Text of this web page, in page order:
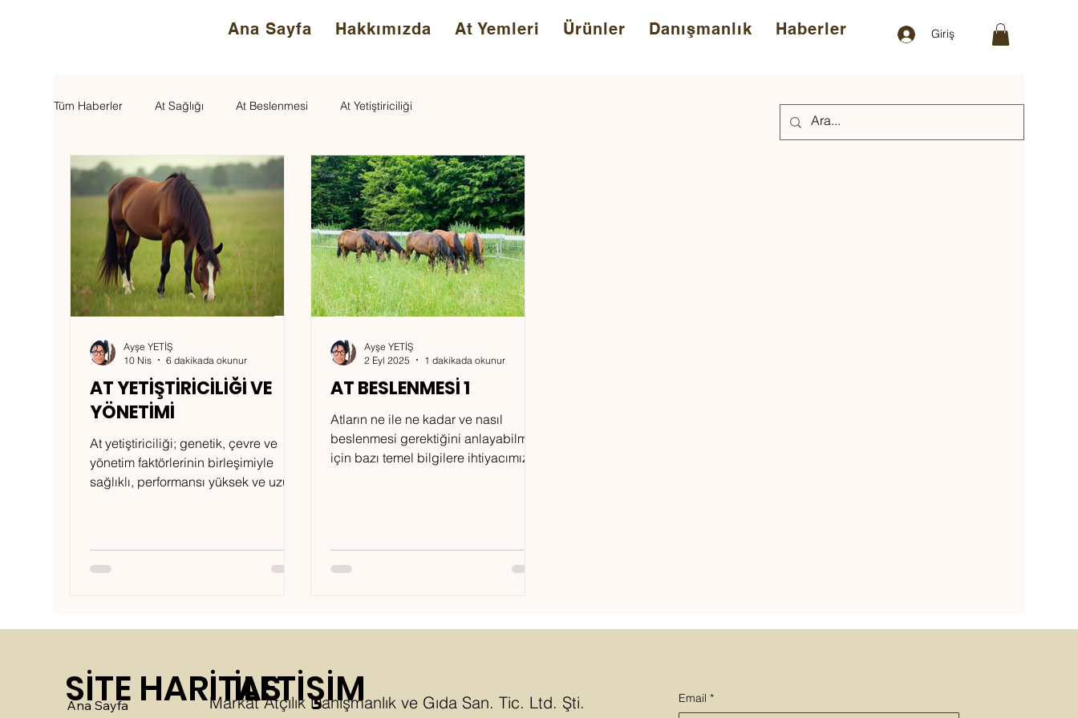
Ana Sayfa Hakkımızda At Yemleri Ürünler Danışmanlık Haberler Giriş
Tüm Haberler At Sağlığı At Beslenmesi At Yetiştiriciliği
AT YETİŞTİRİCİLİĞİ VE
YÖNETİMİ
At yetiştiriciliği; genetik, çevre ve
yönetim faktörlerinin birleşimiyle
sağlıklı, performansı yüksek ve uzun
Ayşe YETİŞ
10 Nis
6 dakikada okunur
AT BESLENMESİ 1
Atların ne ile ne kadar ve nasıl
beslenmesi gerektiğini anlayabilmek
için bazı temel bilgilere ihtiyacımız
Ayşe YETİŞ
2 Eyl 2025
1 dakikada okunur
SİTE HARİTASI
Ana Sayfa İLETİŞİM
Markat Atçılık Danışmanlık ve Gıda San. Tic. Ltd. Şti.
Email *